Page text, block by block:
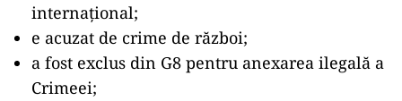
internațional;
e acuzat de crime de război;
a fost exclus din G8 pentru anexarea ilegală a
Crimeei;